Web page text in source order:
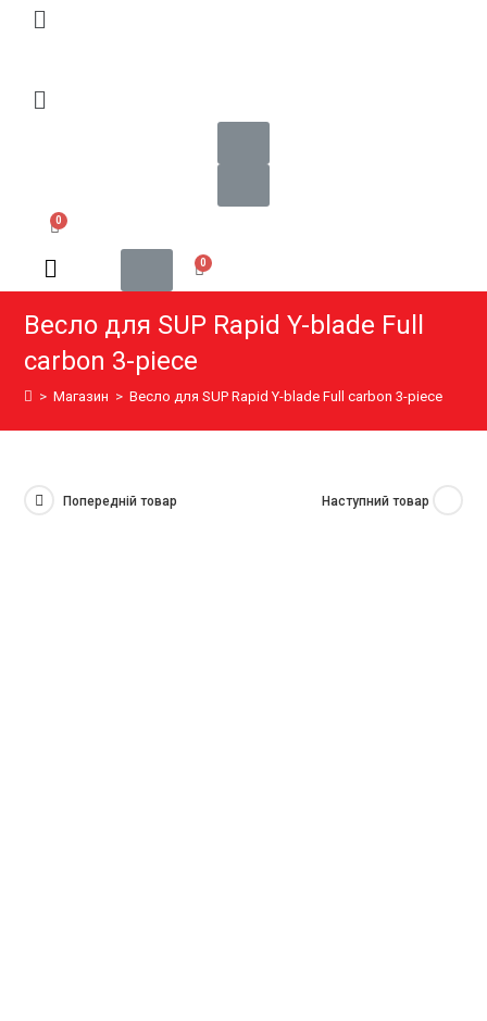
Весло для SUP Rapid Y-blade Full
carbon 3-piece
> Магазин > Весло для SUP Rapid Y-blade Full carbon 3-piece
Попередній товар Наступний товар